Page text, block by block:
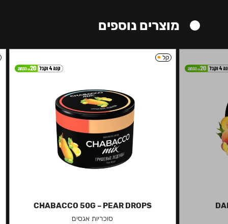
מוצרים נוספים
קל
CHABACCO 50G – PEAR DROPS
סוכריות אגסים